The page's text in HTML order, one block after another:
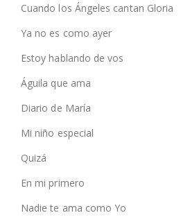
Cuando los Ángeles cantan Gloria
Ya no es como ayer
Estoy hablando de vos
Águila que ama
Diario de María
Mi niño especial
Quizá
En mi primero
Nadie te ama como Yo